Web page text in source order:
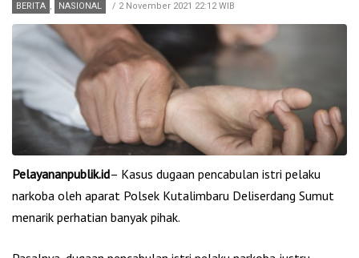
BERITA , NASIONAL / 2 November 2021 22:12 WIB
Pelayananpublik.id– Kasus dugaan pencabulan istri pelaku
narkoba oleh aparat Polsek Kutalimbaru Deliserdang Sumut
menarik perhatian banyak pihak.